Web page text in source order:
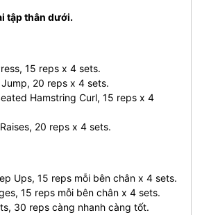
tập thân dưới.
15 reps x 4 sets.
20 reps x 4 sets.
Hamstring Curl, 15 reps x 4
20 reps x 4 sets.
Ups, 15 reps mỗi bên chân x 4 sets.
15 reps mỗi bên chân x 4 sets.
30 reps càng nhanh càng tốt.